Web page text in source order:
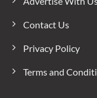
Contact Us
Privacy Policy
Terms and